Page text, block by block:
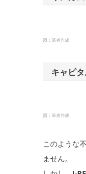
図：筆者作成
キャピ
図：筆者作成
このような
ません。